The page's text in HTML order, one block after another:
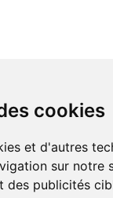
cookies
et d'autres
sur notre
des publicités